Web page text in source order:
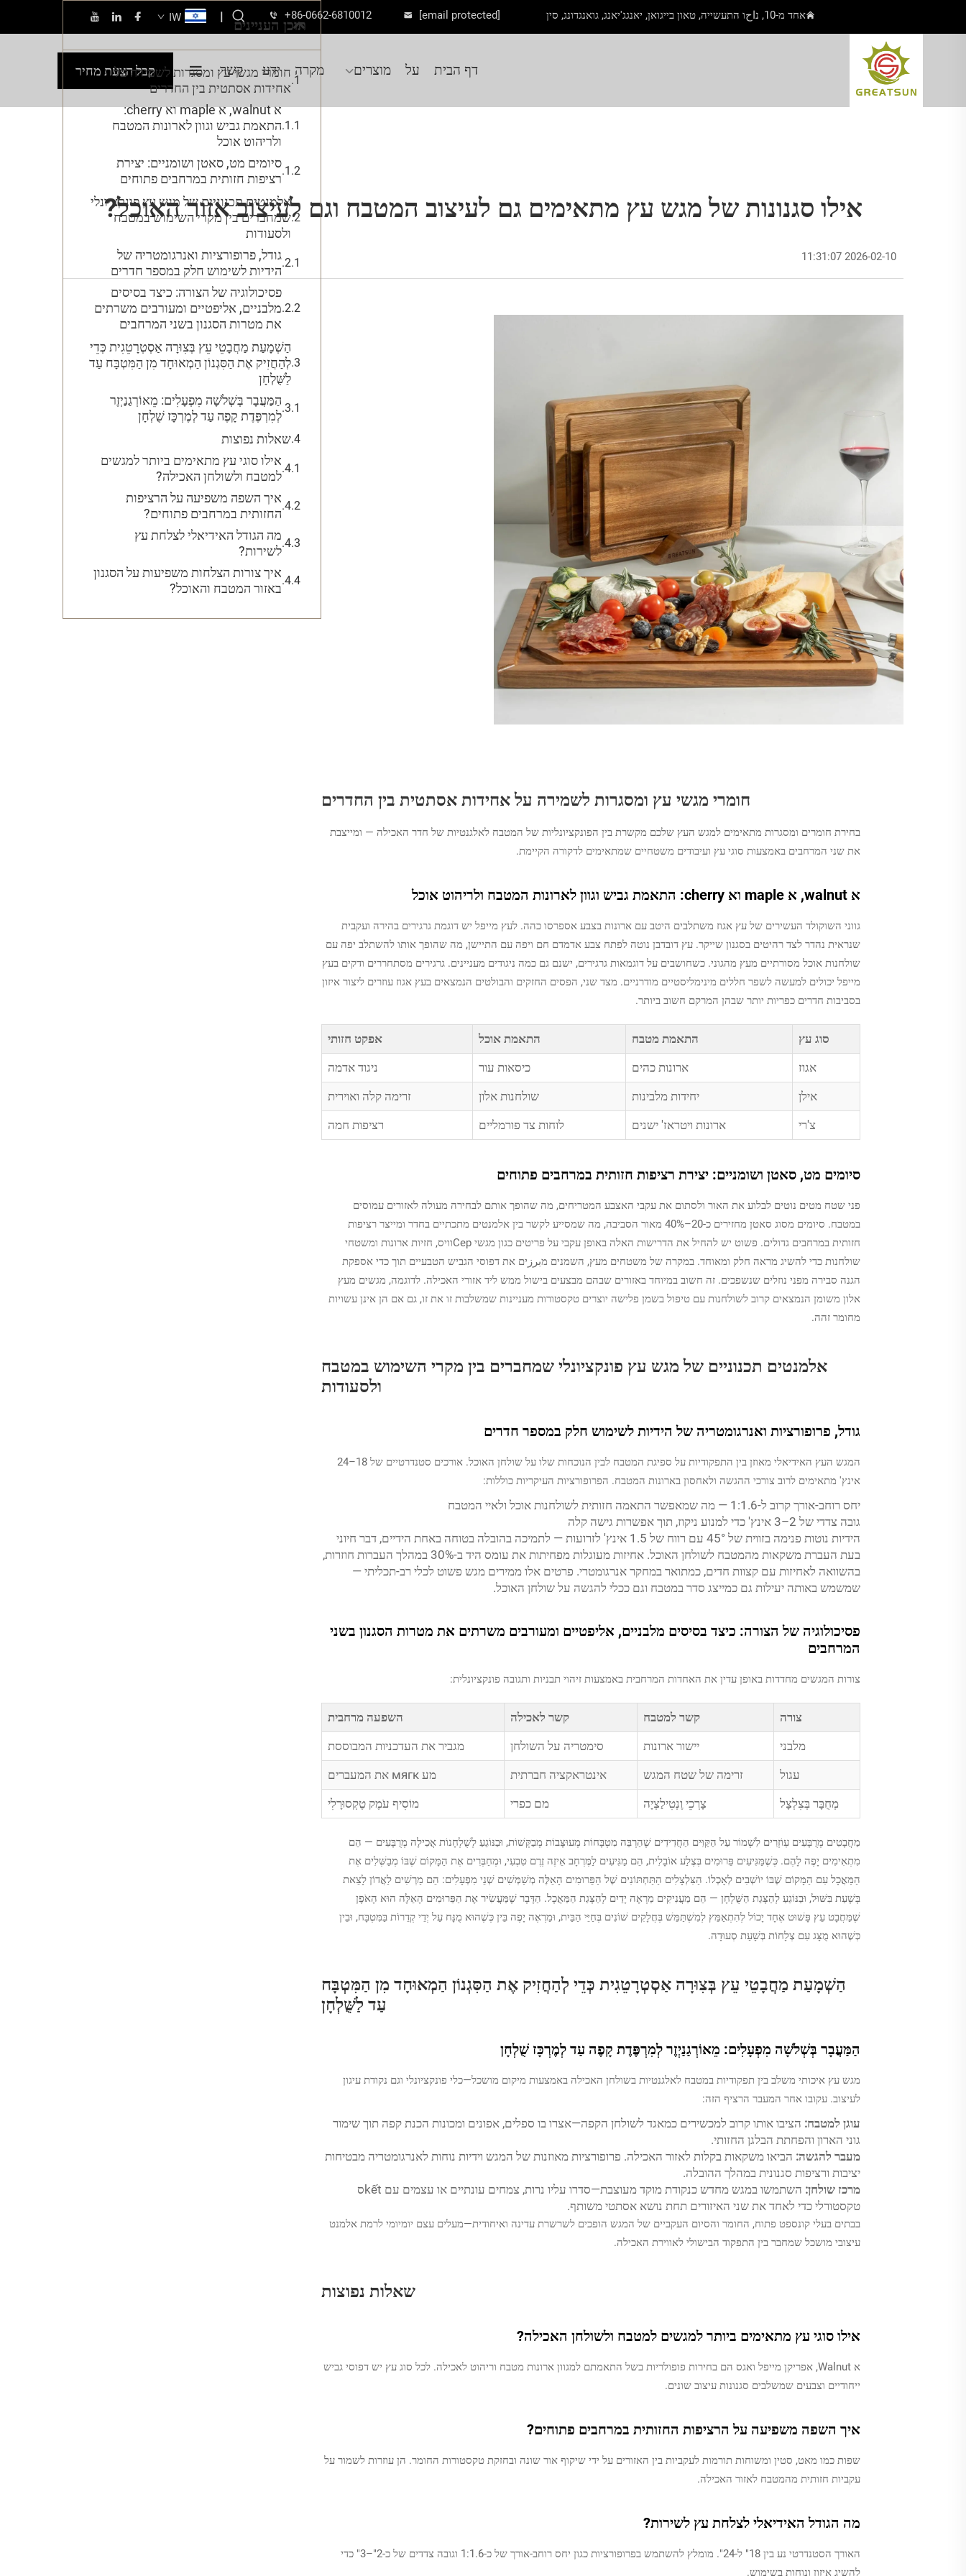
אחד מ-10, נاحו התעשייה, טאון בייגואן, יאנגג'יאנג, גואנגדונג, סין +86-0662-6810012 [email protected]
|
IW
דף הבית על מוצרים מקרה ידע קשר קבל הצעת מחיר
אילו סגנונות של מגש עץ מתאימים גם לעיצוב המטבח וגם לעיצוב אזור האוכל?
2026-02-10 11:31:07
חומרי מגשי עץ ומסגרות לשמירה על אחידות אסתטית בין החדרים
בחירת חומרים ומסגרות מתאימים למגש העץ שלכם מקשרת בין הפונקציונליות של המטבח לאלגנטיות של חדר האכילה — ומייצבת
את שני המרחבים באמצעות סוגי עץ ועיבודים משטחיים שמתאימים לדקורה הקיימת.
א walnut, א maple וא cherry: התאמת גביש וגוון לארונות המטבח ולריהוט אוכל
גווני השוקולד העשירים של עץ אגוז משתלבים היטב עם ארונות בצבע אספרסו כהה. לעץ מייפל יש דוגמת גרגירים בהירה ועקבית
שנראית נהדר לצד רהיטים בסגנון שייקר. עץ דובדבן נוטה לפתח צבע אדמדם חם ויפה עם התיישן, מה שהופך אותו להשתלב יפה עם
שולחנות אוכל מסורתיים מעץ מהגוני. כשחושבים על דוגמאות גרגירים, ישנם גם כמה ניגודים מעניינים. גרגירים מסתחררים ודקים בעץ
מייפל יכולים למעשה לשפר חללים מינימליסטיים מודרניים. מצד שני, הפסים החזקים והבולטים הנמצאים בעץ אגוז עוזרים ליצור איזון
בסביבות חדרים כפריות יותר שבהן המרקם חשוב ביותר.
סוג עץ התאמת מטבח התאמת אוכל
אפקט חזותי
אגוז
ארונות כהים כיסאות עור
ניגוד אדמה
אילן
יחידות מלבינות שולחנות אלון
זרימה קלה ואוירית
צ'רי
ארונות ויטראז' ישנים לוחות צד פורמליים רציפות חמה
סיומים מט, סאטן ושומניים: יצירת רציפות חזותית במרחבים פתוחים
פני שטח מטים נוטים לבלוע את האור ולסתום את עקבי האצבע המטריחים, מה שהופך אותם לבחירה מעולה לאזורים עמוסים
במטבח. סיומים מסוג סאטן מחזירים כ-20–40% מאור הסביבה, מה שמסייע לקשר בין אלמנטים מתכתיים בחדר ומייצר רציפות
חזותית במרחבים גדולים. פשוט יש להחיל את הדרישות האלה באופן עקבי על פריטים כגון מגשי Серוויס, חזיות ארונות ומשטחי
שולחנות כדי להשיג מראה חלק ומאוחד. במקרה של משטחים מעץ, השמנים מبرزים את דפוסי הגביש הטבעיים תוך כדי אספקת
הגנה סבירה מפני נוזלים שנשפכים. זה חשוב במיוחד באזורים שבהם מבצעים בישול ממש ליד אזורי האכילה. לדוגמה, מגשים מעץ
אלון משומן הנמצאים קרוב לשולחנות עם טיפול בשמן פלישה יוצרים טקסטורות מעניינות שמשלבות זו את זו, גם אם הן אינן עשויות
מחומר זהה.
אלמנטים תכנוניים של מגש עץ פונקציונלי שמחברים בין מקרי השימוש במטבח
ולסעודות
גודל, פרופורציות ואנרגומטריה של הידיות לשימוש חלק במספר חדרים
המגש העץ האידיאלי מאוזן בין התפקודיות על ספיגת המטבח לבין הנוכחות שלו על שולחן האוכל. אורכים סטנדרטיים של 18–24
אינץ' מתאימים לרוב צורכי ההגשה ולאחסון בארונות המטבח. הפרופורציות העיקריות כוללות:
יחס רוחב-אורך קרוב ל-1:1.6 — מה שמאפשר התאמה חזותית לשולחנות אוכל ולאיי המטבח
גובה צדדי של 2–3 אינץ' כדי למנוע ניקוז, תוך אפשרות גישה קלה
הידיות נוטות פנימה בזווית של 45° עם רווח של 1.5 אינץ' לזרועות — לתמיכה בהובלה בטוחה באחת הידיים, דבר חיוני
בעת העברת משקאות מהמטבח לשולחן האוכל. אחיזות מעוגלות מפחיתות את עומס היד ב-30% במהלך העברות חוזרות,
בהשוואה לאחיזות עם קצוות חדים, כמתואר במחקר אנרגומטרי. פרטים אלו ממירים מגש פשוט לכלי רב-תכליתי —
שמשמש באותה יעילות גם כמייצג סדר במטבח וגם ככלי להגשה על שולחן האוכל.
פסיכולוגיה של הצורה: כיצד בסיסים מלבניים, אליפטיים ומעורבים משרתים את מטרות הסגנון בשני
המרחבים
צורות המגשים מחדדות באופן עדין את האחדות המרחבית באמצעות זיהוי תבניות ותגובה פונקציונלית:
צורה קשר למטבח קשר לאכילה
השפעה מרחבית
מלבני
יישור ארונות סימטריה על השולחן
מגביר את העדכניות המבוססת
עגול
זרימה של שטח המגש אינטראקציה חברתית
מע мягк את המעברים
מְחֻבָּר בְּצִלְצָל
צָרְכֵי וֶנְטִילַצְיָה מם כפרי מוֹסִיף עֹמֶק טֶקְסוּרָלִי
מַחֲבָטִים מְרֻבָּעִים עֽוֹזְרִים לִשְׁמוֹר עַל הַקַּוִּים הַחֲדִידִים שֶׁהַרְבֵּה מִטְבָּחוֹת מְעוּצָּבוֹת מְבַקְּשׁוֹת, וּבַנּוֹגֵעַ לְשֻׁלְחָנוֹת אֲכִילָה מְרֻבָּעִים — הֵם
מִתְאִימִים יָפֶה לָהֶם. כְּשֶׁמַּגִּיעִים פֵּרוּמִים בְּצֶלַע אוֹבָלִית, הֵם מַגִּיעִים לַמֶּרְחָב אֵיזֶה זֶרֶם טִבְעִי, וּמְחַבְּרִים אֶת הַמָּקוֹם שֶׁבּוֹ מְבַשְּׁלִים אֶת
הַמַּאֲכָל עִם הַמָּקוֹם שֶׁבּוֹ יוֹשְׁבִים לְאָכְלוֹ. הַצִּלְצָלִים הַתַּחְתּוֹנִים שֶׁל הַפֵּרוּמִים הָאֵלֶּה מְשַׁמְּשִׁים שְׁנֵי מִפְעָלִים: הֵם מַרְשִׁים לַאֲדוֹן לָצֵאת
בְּשָׁעַת בִּשּׁוּל, וּבַנּוֹגֵעַ לְהַצָּגַת הַשֻּׁלְחָן — הֵם מַעֲנִיקִים מַרְאֶה יָדַיִם לְהַצָּגַת הַמַּאֲכָל. הַדָּבָר שֶׁמַּעֲשִׂיר אֶת הַפֵּרוּמִים הָאֵלֶּה הוּא הָאֹפֶן
שֶׁמַּחֲבָט עֵץ פָּשׁוּט אֶחָד יָכוֹל לְהִתְאַמֵּץ לְמִשְׁתַּמֵּשׁ בְּחֲלָקִים שׁוֹנִים בְּחַיֵּי הַבַּיִת, וּמַרְאֶה יָפֶה בֵּין כְּשֶׁהוּא מֻנָּח עַל יְדֵי קְדֵרוֹת בַּמִּטְבָּח, וּבֵין
כְּשֶׁהוּא מֻצָּג עִם צְלָחוֹת בְּשָׁעַת סְעוּדָה.
הַשְׁמָעַת מַחֲבָטֵי עֵץ בְּצִוּרָה אַסְטְרָטֵגִית כְּדֵי לְהַחֲזִיק אֶת הַסִּגְנוֹן הַמְאוּחָד מִן הַמִּטְבָּח
עַד לַשֻּׁלְחָן
הַמַּעֲבָר בְּשְׁלֹשָׁה מִפְעָלִים: מֵאוֹרְגַנַיְזֶר לְמִרְפֶּדֶת קָפֶה עַד לְמֶרְכָּז שֻׁלְחָן
מגש עץ איכותי משלב בין תפקודיות במטבח לאלגנטיות בשולחן האכילה באמצעות מיקום מושכל—כלי פונקציונלי וגם נקודת עיגון
לעיצוב. עקובו אחר המעבר הרציף הזה:
עוגן למטבח: הציבו אותו קרוב למכשירים כמאגד לשולחן הקפה—אצרו בו ספלים, אפונים ומכונות הכנת קפה תוך שימור
גוני הארון והפחתת הבלגן החזותי.
מעבר להגשה: הביאו משקאות בקלות לאזור האכילה. פרופורציות מאוזנות של המגש וידיות נוחות לאנרגומטריה מבטיחות
יציבות ורציפות סגנונית במהלך ההובלה.
מרכז שולחן:
השתמשו במגש מחדש כנקודת מוקד מעוצבת—סדרו עליו נרות, צמחים עונתיים או עצמים עם kếtס
טקסטורלי כדי לאחד את שני האיזורים תחת נושא אסתטי משותף.
בבתים בעלי קונספט פתוח, החומר והסיום העקביים של המגש הופכים לשרשרת עדינה ואיחודית—מעלים עצם יומיומי לרמת אלמנט
עיצובי מושכל שמחבר בין התפקוד הבישולי לאווירת האכילה.
שאלות נפוצות
אילו סוגי עץ מתאימים ביותר למגשים למטבח ולשולחן האכילה?
א Walnut, אפריקן מייפל ואגס הם בחירות פופולריות בשל התאמתם למגוון ארונות מטבח וריהוט לאכילה. לכל סוג עץ יש דפוסי גביש
ייחודיים וצבעים שמשלבים סגנונות עיצוב שונים.
איך השפה משפיעה על הרציפות החזותית במרחבים פתוחים?
שפות כמו מאט, סטין ומשוחות תורמות לעקביות בין האזורים על ידי שיקוף אור שונה ובחזקת טקסטורות החומר. הן עוזרות לשמור על
עקביות חזותית מהמטבח לאזור האכילה.
מה הגודל האידיאלי לצלחת עץ לשירות?
האורך הסטנדרטי נע בין 18" ל-24". מומלץ להשתמש בפרופורציות כגון יחס רוחב-אורך של כ-1:1.6 וגובה צדדים של כ-2"–3" כדי
להשיג איזון ונוחות בשימוש.
תוכן העניינים
חומרי מגשי עץ ומסגרות לשמירה על
אחידות אסתטית בין החדרים
א walnut, א maple וא cherry:
התאמת גביש וגוון לארונות המטבח
ולריהוט אוכל
סיומים מט, סאטן ושומניים: יצירת
רציפות חזותית במרחבים פתוחים
אלמנטים תכנוניים של מגש עץ פונקציונלי
שמחברים בין מקרי השימוש במטבח
ולסעודות
גודל, פרופורציות ואנרגומטריה של
הידיות לשימוש חלק במספר חדרים
פסיכולוגיה של הצורה: כיצד בסיסים
מלבניים, אליפטיים ומעורבים משרתים
את מטרות הסגנון בשני המרחבים
הַשְׁמָעַת מַחֲבָטֵי עֵץ בְּצִוּרָה אַסְטְרָטֵגִית כְּדֵי
לְהַחֲזִיק אֶת הַסִּגְנוֹן הַמְאוּחָד מִן הַמִּטְבָּח עַד
לַשֻּׁלְחָן
הַמַּעֲבָר בְּשְׁלֹשָׁה מִפְעָלִים: מֵאוֹרְגַנַיְזֶר
לְמִרְפֶּדֶת קָפֶה עַד לְמֶרְכָּז שֻׁלְחָן
שאלות נפוצות
אילו סוגי עץ מתאימים ביותר למגשים
למטבח ולשולחן האכילה?
איך השפה משפיעה על הרציפות
החזותית במרחבים פתוחים?
מה הגודל האידיאלי לצלחת עץ
לשירות?
איך צורות הצלחות משפיעות על הסגנון
באזור המטבח והאוכל?